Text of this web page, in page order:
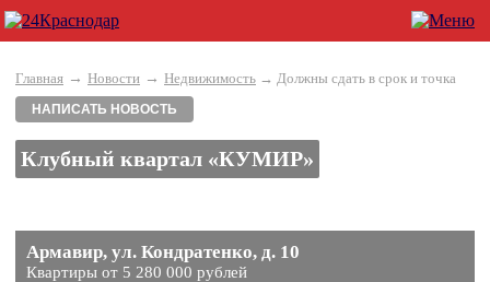
Главная → Новости → Недвижимость → Должны сдать в срок и точка
НАПИСАТЬ НОВОСТЬ
Клубный квартал «КУМИР»
Армавир, ул. Кондратенко, д. 10
Квартиры от 5 280 000 рублей